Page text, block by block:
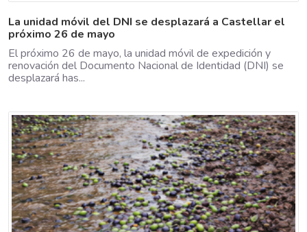
La unidad móvil del DNI se desplazará a Castellar el
próximo 26 de mayo
El próximo 26 de mayo, la unidad móvil de expedición y
renovación del Documento Nacional de Identidad (DNI) se
desplazará has...